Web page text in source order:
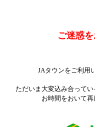
ご迷惑
JAタウンをご利用
ただいま大変込み合って
お時間をおいて